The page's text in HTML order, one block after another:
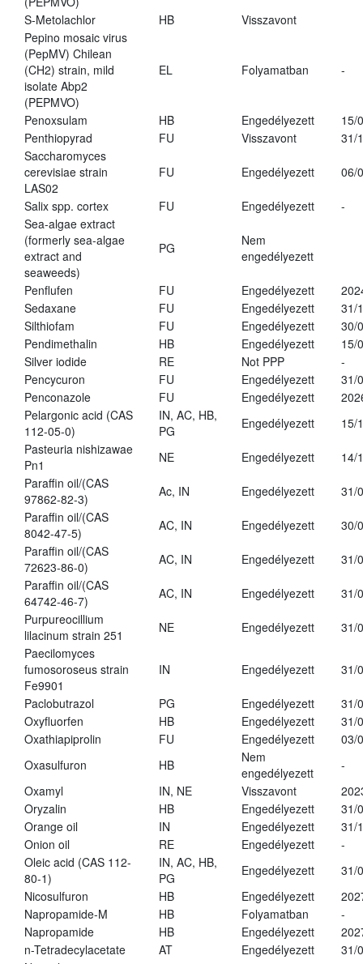
S-Metolachlor HB
Visszavont
Pepino mosaic virus
(PepMV) Chilean
(CH2) strain, mild
isolate Abp2
(PEPMVO)
EL Folyamatban -
Penoxsulam HB Engedélyezett
15/
Penthiopyrad
FU Visszavont
31/
Saccharomyces
cerevisiae strain
LAS02
FU Engedélyezett 06/
Salix spp. cortex FU Engedélyezett
-
Sea-algae extract
(formerly sea-algae
extract and
seaweeds)
PG
Nem
engedélyezett
Penflufen FU Engedélyezett
Sedaxane
FU Engedélyezett
31/
Silthiofam
FU Engedélyezett
30/
Pendimethalin
HB Engedélyezett
15/
Silver iodide
RE Not PPP
-
Pencycuron
FU Engedélyezett
31/
Penconazole
FU Engedélyezett
Pelargonic acid (CAS
112-05-0)
IN, AC, HB,
PG
Engedélyezett
15/
Pasteuria nishizawae
Pn1
NE Engedélyezett
14/
Paraffin oil/(CAS
97862-82-3)
Ac, IN Engedélyezett
31/
Paraffin oil/(CAS
8042-47-5)
AC, IN Engedélyezett
30/
Paraffin oil/(CAS
72623-86-0)
AC, IN Engedélyezett
31/
Paraffin oil/(CAS
64742-46-7)
AC, IN Engedélyezett
31/
Purpureocillium
lilacinum strain 251
NE Engedélyezett
31/
Paecilomyces
fumosoroseus strain
Fe9901
IN Engedélyezett 31/
Paclobutrazol PG Engedélyezett
31/
Oxyfluorfen
HB Engedélyezett
31/
Oxathiapiprolin
FU Engedélyezett
03/
Oxasulfuron
HB
Nem
engedélyezett
-
Oxamyl
IN, NE Visszavont
Oryzalin
HB Engedélyezett
31/
Orange oil
IN Engedélyezett
31/
Onion oil
RE Engedélyezett
-
Oleic acid (CAS 112-
80-1)
IN, AC, HB,
PG
Engedélyezett
31/
Nicosulfuron
HB Engedélyezett
Napropamide-M
HB Folyamatban
-
Napropamide
HB Engedélyezett
n-Tetradecylacetate
AT Engedélyezett
31/